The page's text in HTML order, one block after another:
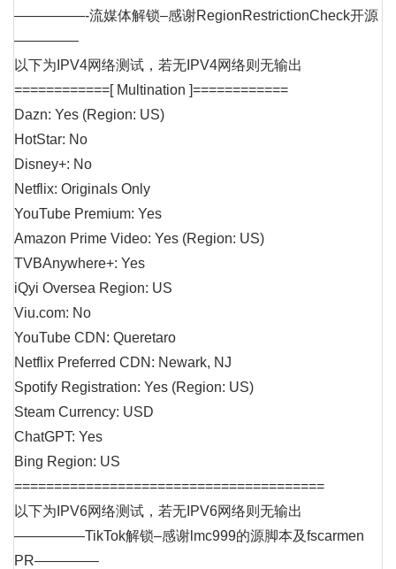
—————-流媒体解锁–感谢RegionRestrictionCheck开源
————–
以下为IPV4网络测试，若无IPV4网络则无输出
============[ Multination ]============
Dazn: Yes (Region: US)
HotStar: No
Disney+: No
Netflix: Originals Only
YouTube Premium: Yes
Amazon Prime Video: Yes (Region: US)
TVBAnywhere+: Yes
iQyi Oversea Region: US
Viu.com: No
YouTube CDN: Queretaro
Netflix Preferred CDN: Newark, NJ
Spotify Registration: Yes (Region: US)
Steam Currency: USD
ChatGPT: Yes
Bing Region: US
=======================================
以下为IPV6网络测试，若无IPV6网络则无输出
—————TikTok解锁–感谢lmc999的源脚本及fscarmen
PR————–